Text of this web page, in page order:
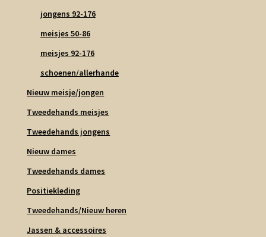
jongens 92-176
meisjes 50-86
meisjes 92-176
schoenen/allerhande
Nieuw meisje/jongen
Tweedehands meisjes
Tweedehands jongens
Nieuw dames
Tweedehands dames
Positiekleding
Tweedehands/Nieuw heren
Jassen & accessoires